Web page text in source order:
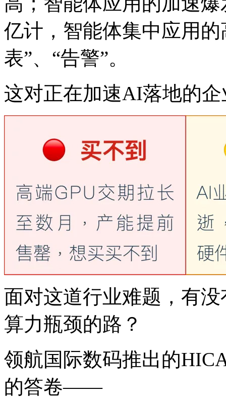
亿计，智能体集中应用
表”、“告警”。
这对正在加速AI落地的企
面对这道行业难题，
算力瓶颈的路？
领航国际数码推出的
的答卷——